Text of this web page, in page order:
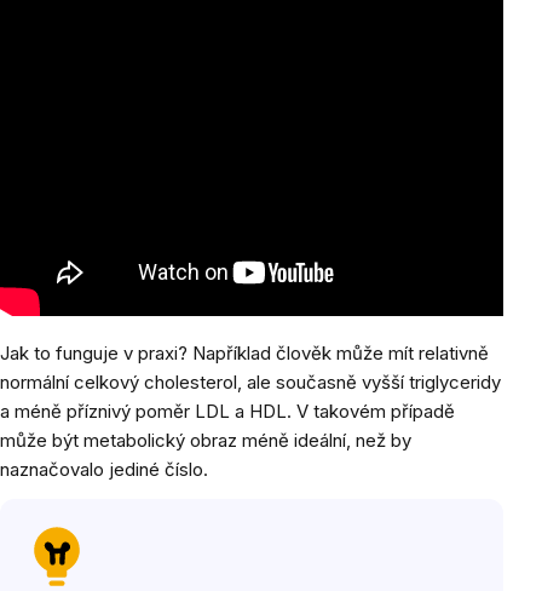
Jak to funguje v praxi? Například člověk může mít relativně
normální celkový cholesterol, ale současně vyšší triglyceridy
a méně příznivý poměr LDL a HDL. V takovém případě
může být metabolický obraz méně ideální, než by
naznačovalo jediné číslo.